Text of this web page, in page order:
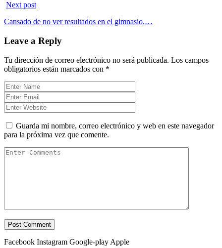
Next post
Cansado de no ver resultados en el gimnasio,…
Leave a Reply
Tu dirección de correo electrónico no será publicada. Los campos
obligatorios están marcados con *
Guarda mi nombre, correo electrónico y web en este navegador
para la próxima vez que comente.
Facebook Instagram Google-play Apple